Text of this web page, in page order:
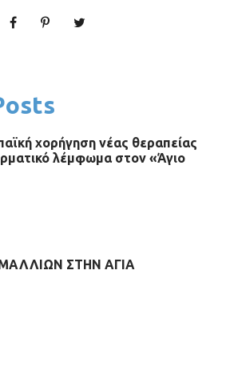
χορήγηση νέας θεραπείας
λέμφωμα στον «Άγιο
ΣΤΗΝ ΑΓΙΑ